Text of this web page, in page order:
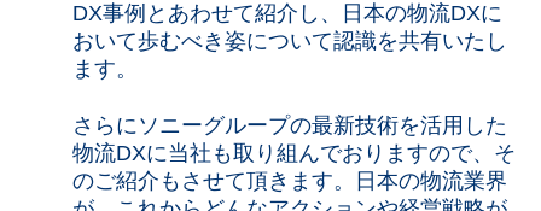
DX事例とあわせて紹介し、日本の物流DXに
おいて歩むべき姿について認識を共有いたし
ます。
さらにソニーグループの最新技術を活用した
物流DXに当社も取り組んでおりますので、そ
のご紹介もさせて頂きます。日本の物流業界